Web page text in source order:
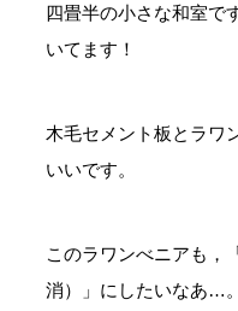
四畳半の小さな和室で
いてます！
木毛セメント板とラワ
いいです。
このラワンべニアも，
消）」にしたいなあ…。